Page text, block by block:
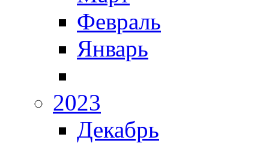
Февраль
Январь
2023
Декабрь